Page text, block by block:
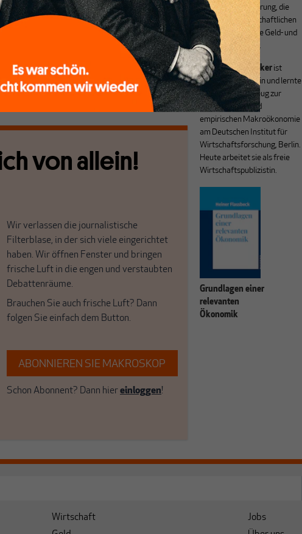
Die Lage, in der wir jetzt sind, ist ja
die ist daraus entstanden, dass wir
ein Defizit von 15 Prozent
glauben nicht, dass das reduziert
von allein!
Wir verlassen die journalistische
Filterblase, in der sich viele eingerichtet
haben. Wir öffnen Fenster und bringen
frische Luft in die engen und verstaubten
Debattenräume.
Brauchen Sie auch frische Luft? Dann
folgen Sie einfach dem Button.
ABONNIEREN SIE MAKROSKOP
Schon Abonnent? Dann hiereinloggen!
sind die Globalisierung, die
Theorie der wirtschaftlichen
Entwicklung sowie Geld- und
Währungstheorie.
Friederike Spieckerist
Diplom-Volkswirtin und lernte
das Handwerkszeug zur
theoretischen und
empirischen Makroökonomie
am Deutschen Institut für
Wirtschaftsforschung, Berlin.
Heute arbeitet sie als freie
Wirtschaftspublizistin.
Grundlagen einer
relevanten
Ökonomik
Wirtschaft
Jobs